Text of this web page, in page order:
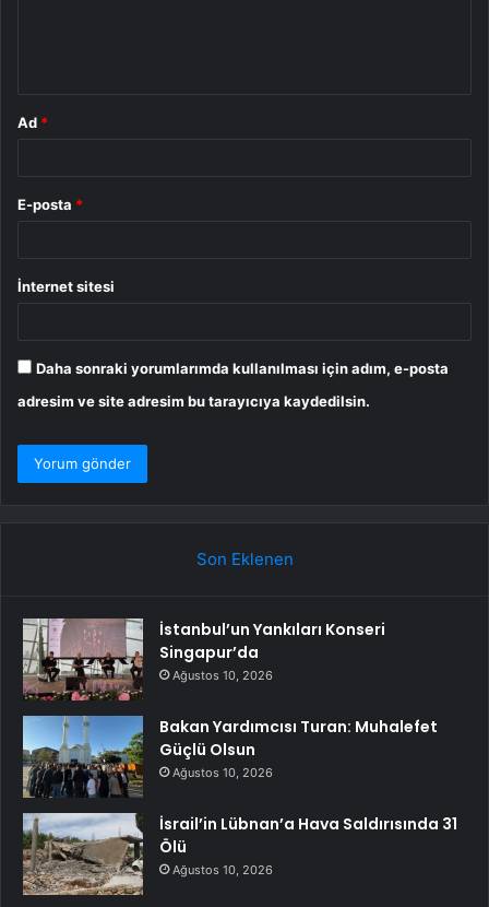
Ad *
E-posta *
İnternet sitesi
Daha sonraki yorumlarımda kullanılması için adım, e-posta
adresim ve site adresim bu tarayıcıya kaydedilsin.
Son Eklenen
İstanbul’un Yankıları Konseri
Singapur’da
Ağustos 10, 2026
Bakan Yardımcısı Turan: Muhalefet
Güçlü Olsun
Ağustos 10, 2026
İsrail’in Lübnan’a Hava Saldırısında 31
Ölü
Ağustos 10, 2026